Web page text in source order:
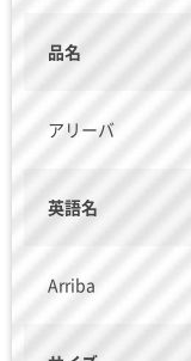
品名
アリーバ
英語名
Arriba